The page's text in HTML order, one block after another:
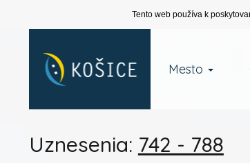
Tento web používa k
Mesto
Uznesenia: 742 - 788